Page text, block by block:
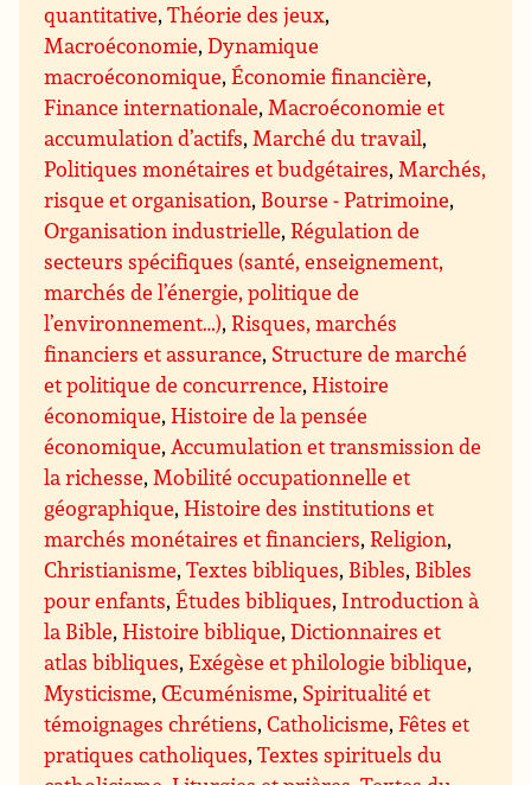
quantitative,Théorie des jeux,
Macroéconomie,Dynamique
macroéconomique,Économie financière,
Finance internationale, Macroéconomie et
accumulation d’actifs, Marché du travail,
Politiques monétaires et budgétaires, Marchés,
risque et organisation, Bourse - Patrimoine,
Organisation industrielle,Régulation de
secteurs spécifiques (santé, enseignement,
marchés de l’énergie, politique de
l’environnement…),Risques, marchés
financiers et assurance, Structure de marché
et politique de concurrence,Histoire
économique,Histoire de la pensée
économique, Accumulation et transmission de
la richesse, Mobilité occupationnelle et
géographique,Histoire des institutions et
marchés monétaires et financiers,Religion,
Christianisme,Textes bibliques, Bibles, Bibles
pour enfants,Études bibliques, Introduction à
la Bible,Histoire biblique,Dictionnaires et
atlas bibliques,Exégèse et philologie biblique,
Mysticisme,Œcuménisme, Spiritualité et
témoignages chrétiens,Catholicisme,Fêtes et
pratiques catholiques,Textes spirituels du